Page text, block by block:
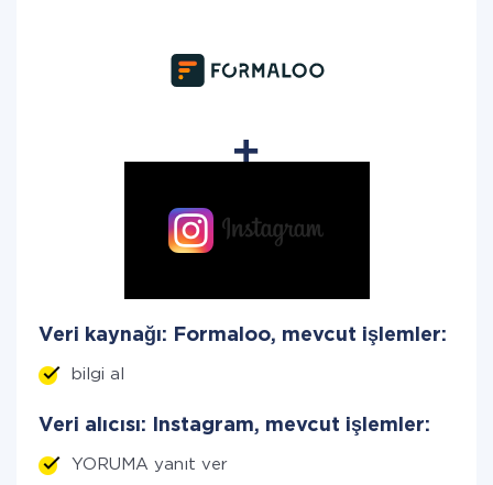
Veri kaynağı: Formaloo, mevcut işlemler:
bilgi al
Veri alıcısı: Instagram, mevcut işlemler:
YORUMA yanıt ver